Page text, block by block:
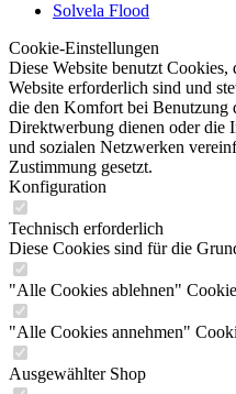
Solvela Flood
Cookie-Einstellungen
Diese Website benutzt
Website erforderlich sind und
die den Komfort bei Benutzung
Direktwerbung dienen oder die
und sozialen Netzwerken
Zustimmung gesetzt.
Konfiguration
Technisch erforderlich
Diese Cookies sind für die
"Alle Cookies ablehnen" Cookie
"Alle Cookies annehmen"
Ausgewählter Shop